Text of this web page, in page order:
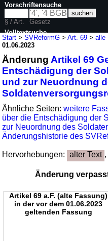
Start >SVReformG >Art. 69 >alle
01.06.2023
Änderung Artikel 69
Entschädigung der
und zur Neuordnung
Ähnliche Seiten:weitere
über die Entschädigung der
zur Neuordnung des
Änderungshistorie des
Hervorhebungen: alter Text ,
Änderung
Artikel 69 a.F. (alte Fassung)
in der vor dem 01.06.2023
geltenden Fassung
Vorschriftensuche
§ / Art.
Gesetz
Volltextsuche